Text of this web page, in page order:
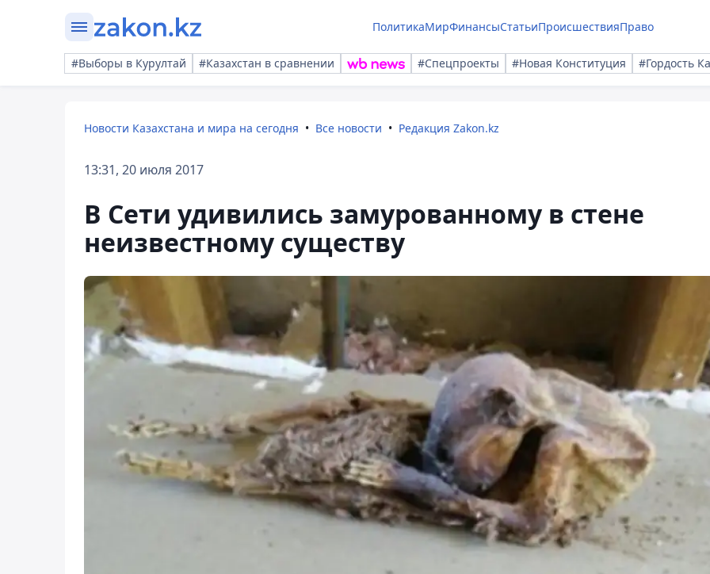
ПолитикаМирФинансыСтатьиПроисшествияПраво
#Выборы в Курултай #Казахстан в сравнении #Спецпроекты #Новая Конституция #Гордость
Новости Казахстана и мира на сегодня Все новости Редакция Zakon.kz
13:31, 20 июля 2017
В Сети удивились замурованному в стене
неизвестному существу